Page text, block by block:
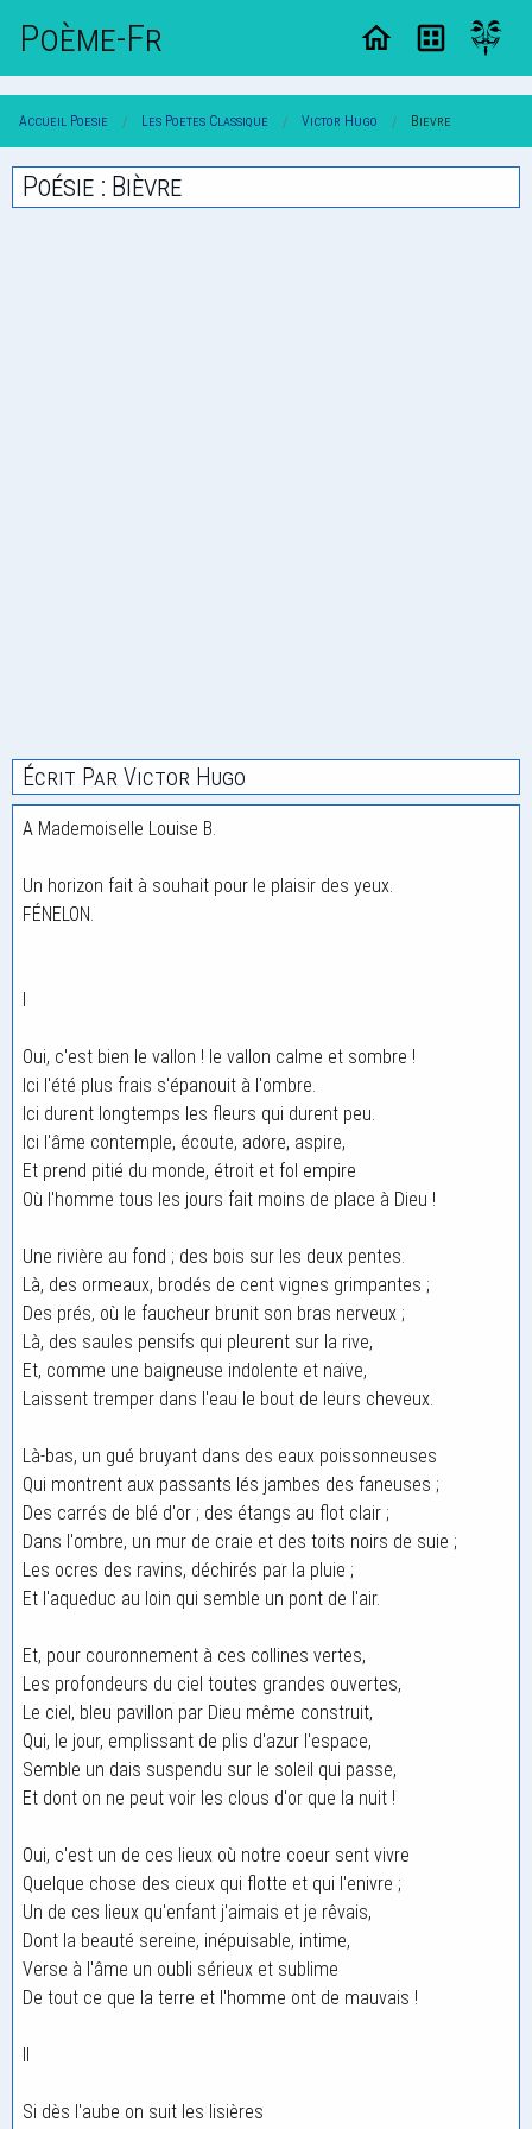
Poème-Fr
Accueil Poesie Les Poetes Classique Victor Hugo Bievre
Poésie : Bièvre
Écrit Par Victor Hugo
A Mademoiselle Louise B.
Un horizon fait à souhait pour le plaisir des yeux.
FÉNELON.
I
Oui, c'est bien le vallon ! le vallon calme et sombre !
Ici l'été plus frais s'épanouit à l'ombre.
Ici durent longtemps les fleurs qui durent peu.
Ici l'âme contemple, écoute, adore, aspire,
Et prend pitié du monde, étroit et fol empire
Où l'homme tous les jours fait moins de place à Dieu !
Une rivière au fond ; des bois sur les deux pentes.
Là, des ormeaux, brodés de cent vignes grimpantes ;
Des prés, où le faucheur brunit son bras nerveux ;
Là, des saules pensifs qui pleurent sur la rive,
Et, comme une baigneuse indolente et naïve,
Laissent tremper dans l'eau le bout de leurs cheveux.
Là-bas, un gué bruyant dans des eaux poissonneuses
Qui montrent aux passants lés jambes des faneuses ;
Des carrés de blé d'or ; des étangs au flot clair ;
Dans l'ombre, un mur de craie et des toits noirs de suie ;
Les ocres des ravins, déchirés par la pluie ;
Et l'aqueduc au loin qui semble un pont de l'air.
Et, pour couronnement à ces collines vertes,
Les profondeurs du ciel toutes grandes ouvertes,
Le ciel, bleu pavillon par Dieu même construit,
Qui, le jour, emplissant de plis d'azur l'espace,
Semble un dais suspendu sur le soleil qui passe,
Et dont on ne peut voir les clous d'or que la nuit !
Oui, c'est un de ces lieux où notre coeur sent vivre
Quelque chose des cieux qui flotte et qui l'enivre ;
Un de ces lieux qu'enfant j'aimais et je rêvais,
Dont la beauté sereine, inépuisable, intime,
Verse à l'âme un oubli sérieux et sublime
De tout ce que la terre et l'homme ont de mauvais !
II
Si dès l'aube on suit les lisières